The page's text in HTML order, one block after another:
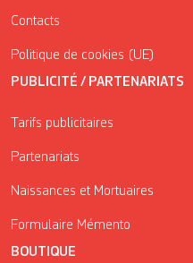
Contacts
Politique de cookies (UE)
PUBLICITÉ / PARTENARIATS
Tarifs publicitaires
Partenariats
Naissances et Mortuaires
Formulaire Mémento
BOUTIQUE